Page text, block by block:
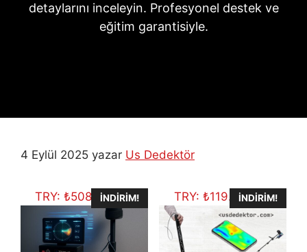
detaylarını inceleyin. Profesyonel destek ve
eğitim garantisiyle.
4 Eylül 2025 yazar Us Dedektör
TRY: ₺508.648,25
İNDIRIM! TRY: ₺119.656,06
İNDIRIM!